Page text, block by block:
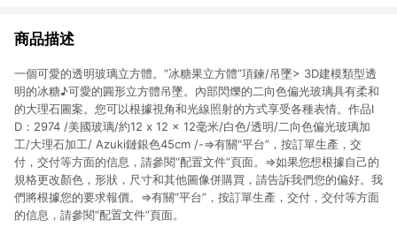
商品描述
一個可愛的透明玻璃立方體。“冰糖果立方體”項鍊/吊墜> 3D建模類型透
明的冰糖♪可愛的圓形立方體吊墜。內部閃爍的二向色偏光玻璃具有柔和
的大理石圖案。您可以根據視角和光線照射的方式享受各種表情。作品I
D：2974 /美國玻璃/約12 x 12 x 12毫米/白色/透明/二向色偏光玻璃加
工/大理石加工/ Azuki鏈銀色45cm /-⇒有關“平台”，按訂單生產，交
付，交付等方面的信息，請參閱“配置文件”頁面。⇒如果您想根據自己的
規格更改顏色，形狀，尺寸和其他圖像併購買，請告訴我們您的偏好。我
們將根據您的要求報價。⇒有關“平台”，按訂單生產，交付，交付等方面
的信息，請參閱“配置文件”頁面。